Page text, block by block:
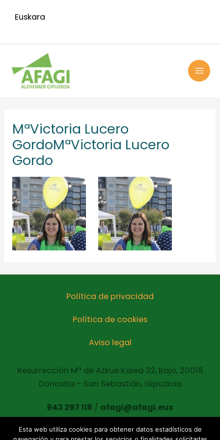
Euskara
MªVictoria Lucero
GordoMªVictoria Lucero
Gordo
Política de privacidad
Política de cookies
Aviso legal
Resurrección Mª de Azkue Kalea 32, Bajo, 20018
Donostia - San Sebastián, Gipuzkoa
943 297 118 / afagi@afagi.eus
Esta web utiliza cookies para obtener datos estadísticos de